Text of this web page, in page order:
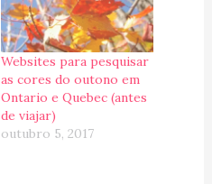
Websites para pesquisar
as cores do outono em
Ontario e Quebec (antes
de viajar)
outubro 5, 2017